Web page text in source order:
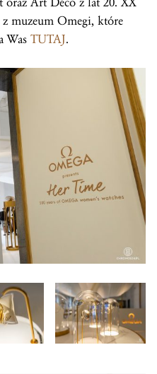
muzeum Omegi, które
Was TUTAJ.